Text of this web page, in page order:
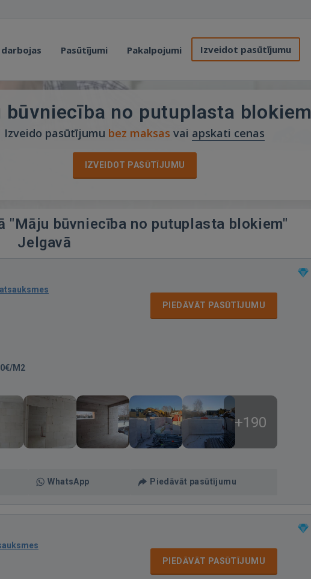
Pasūtījumi Pakalpojumi Izveidot pasūtījumu
būvniecība no putuplasta blokiem
Izveido pasūtījumu bez maksas vai apskati cenas
IZVEIDOT PASŪTĪJUMU
būvniecība no putuplasta blokiem"
Jelgavā
PIEDĀVĀT PASŪTĪJUMU
M2
+190
WhatsApp Piedāvāt pasūtījumu
PIEDĀVĀT PASŪTĪJUMU